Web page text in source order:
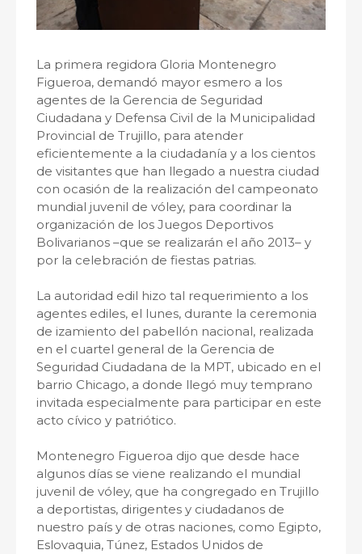
La primera regidora Gloria Montenegro
Figueroa, demandó mayor esmero a los
agentes de la Gerencia de Seguridad
Ciudadana y Defensa Civil de la Municipalidad
Provincial de Trujillo, para atender
eficientemente a la ciudadanía y a los cientos
de visitantes que han llegado a nuestra ciudad
con ocasión de la realización del campeonato
mundial juvenil de vóley, para coordinar la
organización de los Juegos Deportivos
Bolivarianos –que se realizarán el año 2013– y
por la celebración de fiestas patrias.
La autoridad edil hizo tal requerimiento a los
agentes ediles, el lunes, durante la ceremonia
de izamiento del pabellón nacional, realizada
en el cuartel general de la Gerencia de
Seguridad Ciudadana de la MPT, ubicado en el
barrio Chicago, a donde llegó muy temprano
invitada especialmente para participar en este
acto cívico y patriótico.
Montenegro Figueroa dijo que desde hace
algunos días se viene realizando el mundial
juvenil de vóley, que ha congregado en Trujillo
a deportistas, dirigentes y ciudadanos de
nuestro país y de otras naciones, como Egipto,
Eslovaquia, Túnez, Estados Unidos de